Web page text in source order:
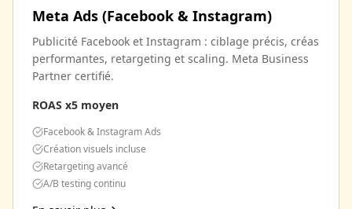
Meta Ads (Facebook & Instagram)
Publicité Facebook et Instagram : ciblage précis, créas
performantes, retargeting et scaling. Meta Business
Partner certifié.
ROAS x5 moyen
Facebook & Instagram Ads
Création visuels incluse
Retargeting avancé
A/B testing continu